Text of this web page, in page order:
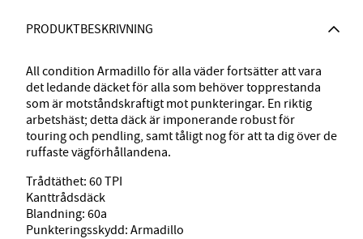
PRODUKTBESKRIVNING
All condition Armadillo för alla väder fortsätter att vara
det ledande däcket för alla som behöver topprestanda
som är motståndskraftigt mot punkteringar. En riktig
arbetshäst; detta däck är imponerande robust för
touring och pendling, samt tåligt nog för att ta dig över de
ruffaste vägförhållandena.
Trådtäthet: 60 TPI
Kanttrådsdäck
Blandning: 60a
Punkteringsskydd: Armadillo